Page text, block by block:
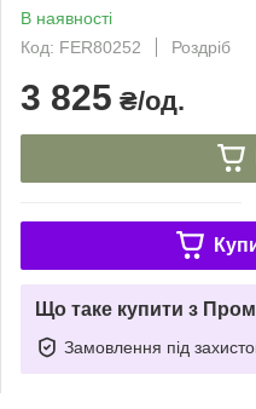
В наявності
Код: FER80252
Роздріб
3 825 ₴/од.
Що таке купити з
Замовлення під